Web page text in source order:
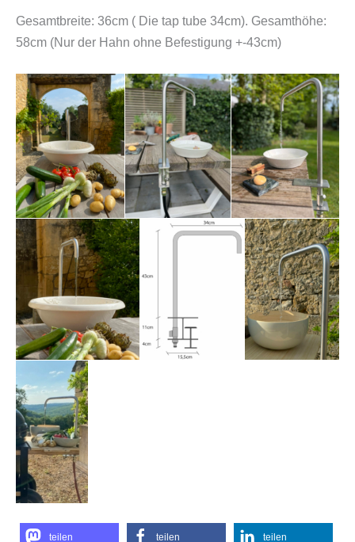
Gesamtbreite: 36cm ( Die tap tube 34cm). Gesamthöhe:
58cm (Nur der Hahn ohne Befestigung +-43cm)
teilen teilen teilen